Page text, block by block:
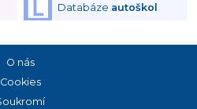
Databáze autoškol
O nás
Cookies